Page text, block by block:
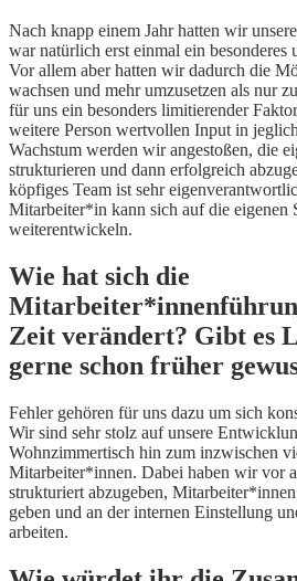
Nach knapp einem Jahr hatten wir
war natürlich erst einmal ein besonderes
Vor allem aber hatten wir dadurch die
wachsen und mehr umzusetzen als nur
für uns ein besonders limitierender
weitere Person wertvollen Input in
Wachstum werden wir angestoßen, die
strukturieren und dann erfolgreich
köpfiges Team ist sehr
Mitarbeiter*in kann sich auf die eigenen
weiterentwickeln.
Wie hat sich die
Zeit verändert? Gibt es
gerne schon früher
Fehler gehören für uns dazu um sich
Wir sind sehr stolz auf unsere
Wohnzimmertisch hin zum inzwischen
Mitarbeiter*innen. Dabei haben wir vor
strukturiert abzugeben,
geben und an der internen Einstellung
arbeiten.